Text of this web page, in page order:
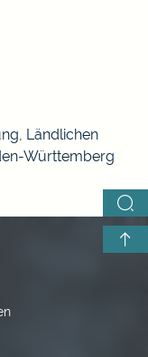
Ländlichen
Württemberg